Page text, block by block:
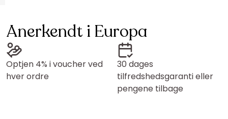
Anerkendt i Europa
Optjen 4% i voucher ved
hver ordre
30 dages
tilfredshedsgaranti eller
pengene tilbage